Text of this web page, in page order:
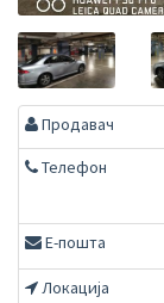
Продавач
Телефон
Е-пошта
Локација